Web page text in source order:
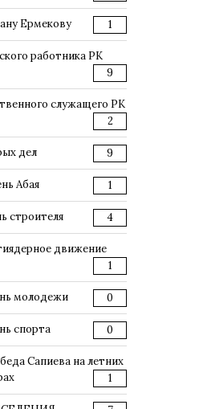
Ермекову 1
работника РК
9
служащего РК
2
дел 9
Абая 1
строителя 4
движение
1
молодежи 0
спорта 0
Сапиева на летних
1